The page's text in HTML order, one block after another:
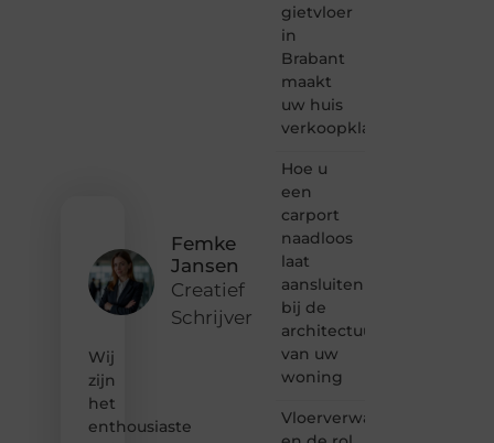
Femke
Jansen
Creatief
Schrijver
Wij
zijn
het
enthousiaste
gietvloer
in
Brabant
maakt
uw huis
verkoopklaar
Hoe u
een
carport
naadloos
laat
aansluiten
bij de
architectuur
van uw
woning
Vloerverwarming